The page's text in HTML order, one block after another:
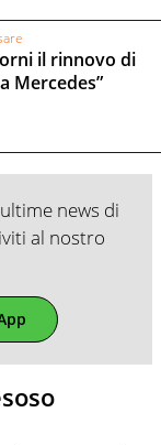
il rinnovo di
Mercedes”
news di
al nostro